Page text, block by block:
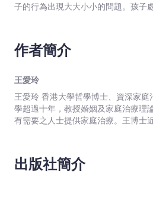
子的行為出現大大小小的問題。孩子
作者簡介
王愛玲
王愛玲 香港大學哲學博士、資深家庭治療師及美國婚姻及家庭治療協會(AAMFT)認可的專業督導。曾任職香港大學和香港中文大
學超過十年，教授婚姻及家庭治療理
有需要之人士提供家庭治療。王博士
出版社簡介